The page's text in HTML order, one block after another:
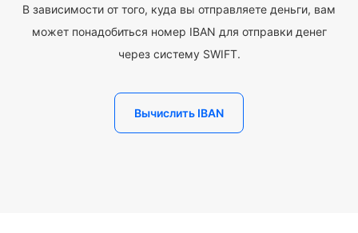
В зависимости от того, куда вы отправляете деньги, вам
может понадобиться номер IBAN для отправки денег
через систему SWIFT.
Вычислить IBAN